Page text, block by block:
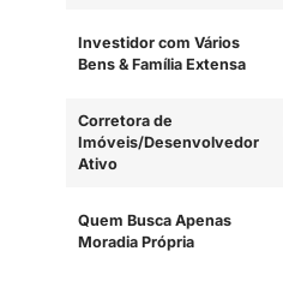
Investidor com Vários
Bens & Família Extensa
Corretora de
Imóveis/Desenvolvedor
Ativo
Quem Busca Apenas
Moradia Própria